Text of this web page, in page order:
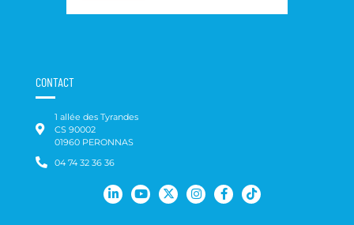
CONTACT
1 allée des Tyrandes
CS 90002
01960 PERONNAS
04 74 32 36 36